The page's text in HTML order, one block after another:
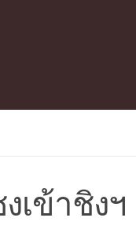
เข้าชิงฯ